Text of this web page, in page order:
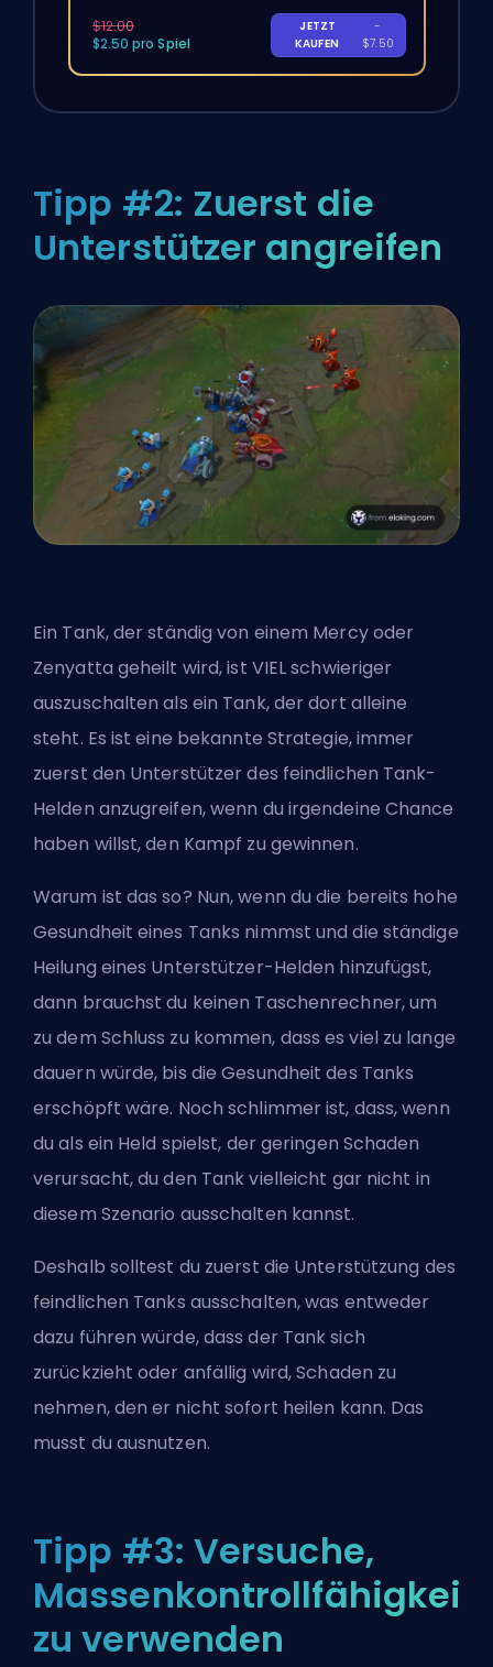
$12.00
$2.50 pro Spiel
JETZT
KAUFEN
-
$7.50
Tipp #2: Zuerst die
Unterstützer angreifen
Ein Tank, der ständig von einem Mercy oder
Zenyatta geheilt wird, ist VIEL schwieriger
auszuschalten als ein Tank, der dort alleine
steht. Es ist eine bekannte Strategie, immer
zuerst den Unterstützer des feindlichen Tank-
Helden anzugreifen, wenn du irgendeine Chance
haben willst, den Kampf zu gewinnen.
Warum ist das so? Nun, wenn du die bereits hohe
Gesundheit eines Tanks nimmst und die ständige
Heilung eines Unterstützer-Helden hinzufügst,
dann brauchst du keinen Taschenrechner, um
zu dem Schluss zu kommen, dass es viel zu lange
dauern würde, bis die Gesundheit des Tanks
erschöpft wäre. Noch schlimmer ist, dass, wenn
du als ein Held spielst, der geringen Schaden
verursacht, du den Tank vielleicht gar nicht in
diesem Szenario ausschalten kannst.
Deshalb solltest du zuerst die Unterstützung des
feindlichen Tanks ausschalten, was entweder
dazu führen würde, dass der Tank sich
zurückzieht oder anfällig wird, Schaden zu
nehmen, den er nicht sofort heilen kann. Das
musst du ausnutzen.
Tipp #3: Versuche,
zu verwenden